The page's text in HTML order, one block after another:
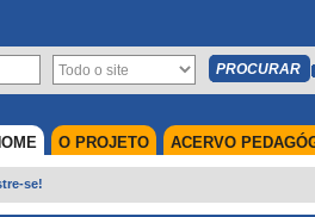
ACERVO
O PROJETO
se!